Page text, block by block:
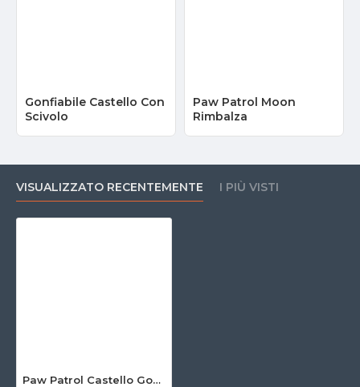
Gonfiabile Castello Con
Scivolo
Paw Patrol Moon
Rimbalza
VISUALIZZATO RECENTEMENTE I PIÙ VISTI
Paw Patrol Castello Gonfiabile Con Scivolo